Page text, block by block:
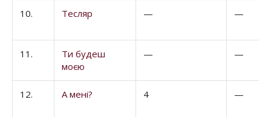
10. Тесляр — —
11.
Ти будеш
моєю
— —
12. А мені? 4 —